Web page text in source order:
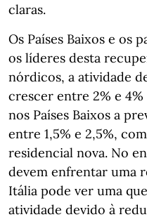
claras.
Os Países Baixos e os
os líderes desta
nórdicos, a atividade
crescer entre 2% e
nos Países Baixos a
entre 1,5% e 2,5%,
residencial nova. No
devem enfrentar uma
Itália pode ver uma
atividade devido à